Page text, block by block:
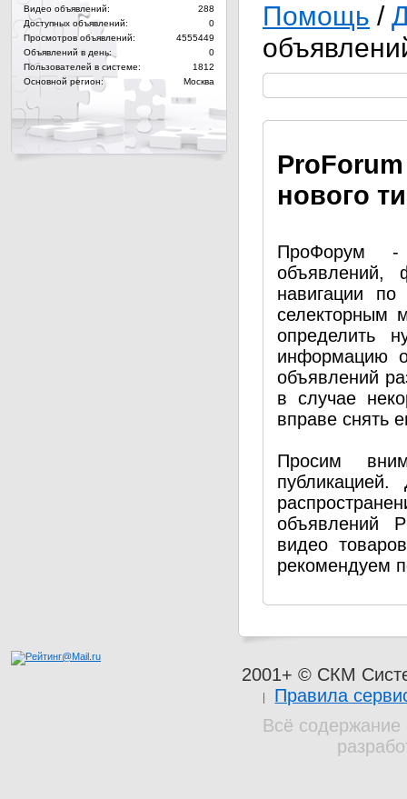
Помощь /
Pro
нового
ПроФорум -
объявлений,
навигации по
селекторным
определить
информацию
объявлений
в случае
вправе снять
Просим
объявлений
видео
рекомендуем
Видео объявлений:
288
Доступных объявлений:
0
Просмотров объявлений:
4555449
Объявлений в день:
0
Пользователей в системе:
1812
Основной регион:
Москва
2001+ © СКМ
Правила
Всё содержание